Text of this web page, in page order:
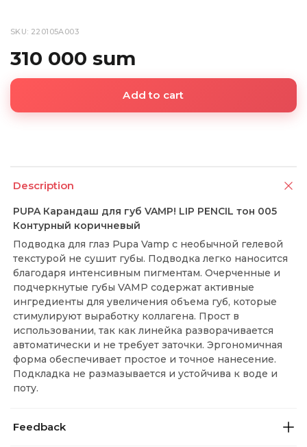
SKU: 220105A003
310 000 sum
Add to cart
Description
PUPA Карандаш для губ VAMP! LIP PENCIL тон 005
Контурный коричневый
Подводка для глаз Pupa Vamp с необычной гелевой
текстурой не сушит губы. Подводка легко наносится
благодаря интенсивным пигментам. Очерченные и
подчеркнутые губы VAMP содержат активные
ингредиенты для увеличения объема губ, которые
стимулируют выработку коллагена. Прост в
использовании, так как линейка разворачивается
автоматически и не требует заточки. Эргономичная
форма обеспечивает простое и точное нанесение.
Подкладка не размазывается и устойчива к воде и
поту.
Feedback